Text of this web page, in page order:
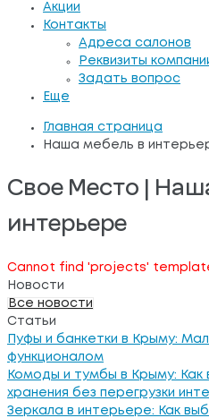
Акции
Контакты
Адреса салонов
Реквизиты
Задать вопрос
Еще
Главная страница
Наша мебель в
Свое Место |
интерьере
Cannot find 'projects'
Новости
Все новости
Статьи
Пуфы и банкетки в Крыму:
функционалом
Комоды и тумбы в Крыму: Как
хранения без перегрузки
Зеркала в интерьере: Как